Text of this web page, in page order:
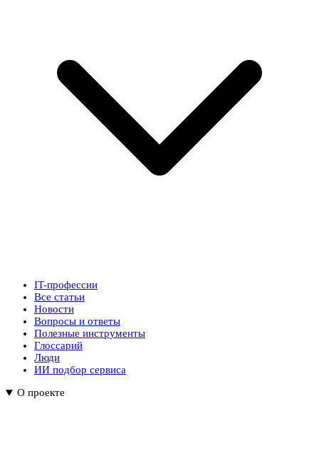
IT-профессии
Все статьи
Новости
Вопросы и ответы
Полезные инструменты
Глоссарий
Люди
ИИ подбор сервиса
О проекте